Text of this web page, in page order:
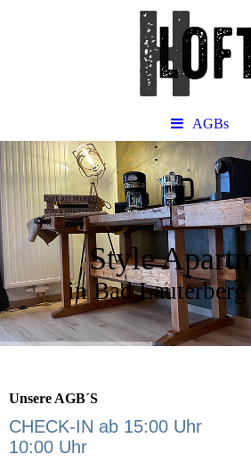
AGBs
Style
in Bad
Unsere AGB´S
CHECK-IN ab 15:00 Uhr
10:00 Uhr